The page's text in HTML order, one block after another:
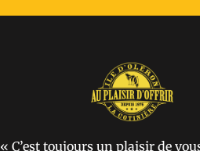
« C’est toujours un plaisir de